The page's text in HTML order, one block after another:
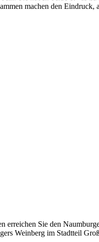
Sie den
Weinberg im Stadtteil